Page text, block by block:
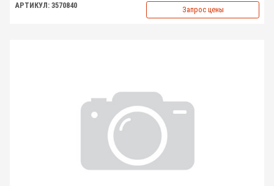
АРТИКУЛ: 3570840 Запрос цены